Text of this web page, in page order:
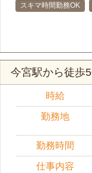
スキマ時間勤務OK
今宮駅から徒歩
時給
勤務地
勤務時間
仕事内容